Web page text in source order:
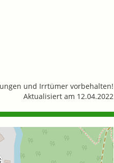
und Irrtümer vorbehalten!
Aktualisiert am 12.04.2022